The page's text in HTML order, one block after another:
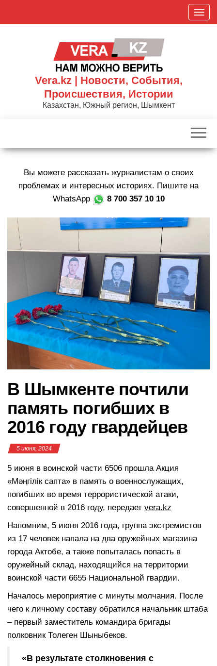
П
о
к
р
а
Vera.kz | Новости, События,
Происшествия, Истории
Казахстан, Южный регион, Шымкент
Вы можете рассказать журналистам о своих
проблемах и интересных историях. Пишите на
WhatsApp
8 700 357 10 10
В Шымкенте почтили
память погибших в
2016 году гвардейцев
5 июня, 2024
5 июня в воинской части 6506 прошла Акция
«Мәңгілік сапта» в память о военнослужащих,
погибших во время террористической атаки,
совершенной в 2016 году, передает vera.kz
Напомним, 5 июня 2016 года, группа экстремистов
из 17 человек напала на два оружейных магазина
города Актобе, а также попыталась попасть в
оружейный склад, находящийся на территории
воинской части 6655 Национальной гвардии.
Началось мероприятие с минуты молчания. После
чего к личному составу обратился начальник штаба
– первый заместитель командира бригады
полковник Толеген Шыныбеков.
«В результате столкновения с